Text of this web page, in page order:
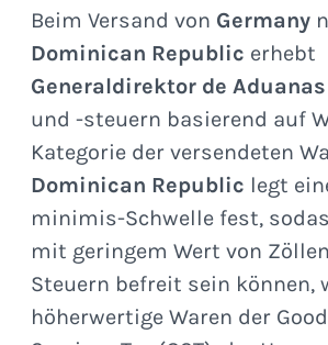
Beim Versand von Germany
Dominican Republic erhebt
Generaldirektor de Aduanas
und -steuern basierend auf
Kategorie der versendeten
Dominican Republic legt
minimis-Schwelle fest,
mit geringem Wert von
Steuern befreit sein können,
höherwertige Waren der